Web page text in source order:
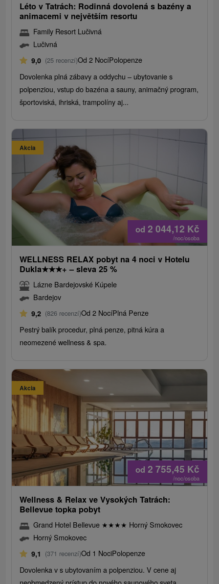
Léto v Tatrách: Rodinná dovolená s bazény a
animacemi v největším resortu
Family Resort Lučivná
Lučivná
9,0 (25 recenzí)Od 2 NocíPolopenze
Dovolenka plná zábavy a oddychu – ubytovanie s
polpenziou, vstup do bazéna a sauny, animačný program,
športoviská, ihriská, trampolíny aj...
Akcia
od 2 044,12 Kč
/noc/osoba
WELLNESS RELAX pobyt na 4 noci v Hotelu
Dukla★★★+ – sleva 25 %
Lázne Bardejovské Kúpele
Bardejov
9,2 (826 recenzí)Od 2 NocíPlná Penze
Pestrý balík procedur, plná penze, pitná kúra a
neomezené wellness & spa.
Akcia
od 2 755,45 Kč
/noc/osoba
Wellness & Relax ve Vysokých Tatrách:
Bellevue topka pobyt
Grand Hotel Bellevue ★★★★ Horný Smokovec
Horný Smokovec
9,1 (371 recenzí)Od 1 NociPolopenze
Dovolenka v s ubytovaním a polpenziou. V cene aj